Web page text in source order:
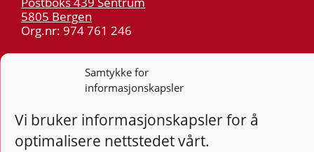
Samtykke for
informasjonskapsler
Vi bruker informasjonskapsler for å
optimalisere nettstedet vårt.
5805 Bergen
Org.nr: 974 761 246
55 59 75 00
post@kt.no